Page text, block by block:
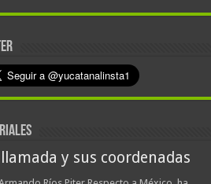
y sus coordenadas